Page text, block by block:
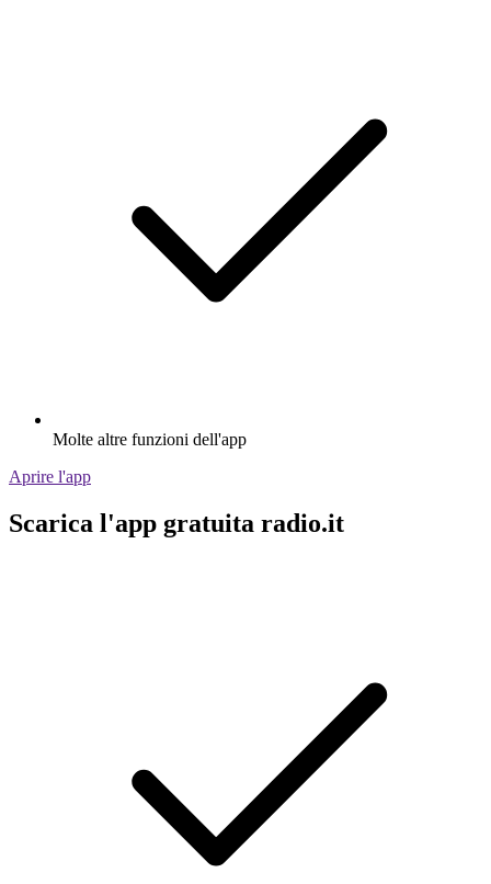
Molte altre funzioni dell'app
Aprire l'app
Scarica l'app gratuita radio.it